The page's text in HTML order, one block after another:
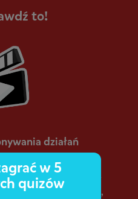
Squli
1
to!
działań
kolejności wykonujemy
mnożenie, dzielenie,
w 5
quizów